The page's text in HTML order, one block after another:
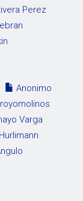
Perez
Anonimo
Varga